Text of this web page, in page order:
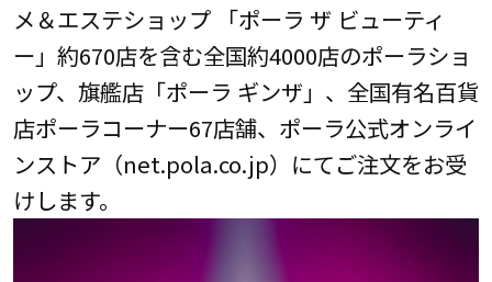
メ＆エステショップ 「ポーラ ザ ビューティ
ー」約670店を含む全国約4000店のポーラショ
ップ、旗艦店「ポーラ ギンザ」、全国有名百貨
店ポーラコーナー67店舗、ポーラ公式オンライ
ンストア（net.pola.co.jp）にてご注文をお受
けします。